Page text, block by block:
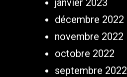
janvier 2023
décembre 2022
novembre 2022
octobre 2022
septembre 2022